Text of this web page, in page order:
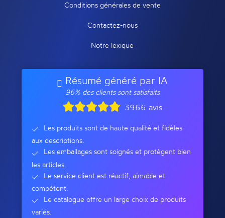
Conditions générales de vente
Contactez-nous
Notre lexique
Résumé généré par IA
96% des clients sont satisfaits
3966 avis
Les produits sont de haute qualité et fidèles
aux descriptions.
Les emballages sont soignés et protègent bien
les articles.
Le service client est réactif, aimable et
compétent.
Le catalogue offre un large choix de produits
variés.